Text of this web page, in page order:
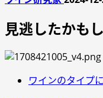
見逃したかも
ワインのタイプ